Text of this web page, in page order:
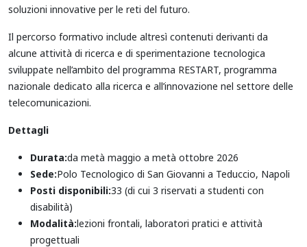
soluzioni innovative per le reti del futuro.
Il percorso formativo include altresì contenuti derivanti da
alcune attività di ricerca e di sperimentazione tecnologica
sviluppate nell’ambito del programma RESTART, programma
nazionale dedicato alla ricerca e all’innovazione nel settore delle
telecomunicazioni.
Dettagli
Durata:da metà maggio a metà ottobre 2026
Sede:Polo Tecnologico di San Giovanni a Teduccio, Napoli
Posti disponibili:33 (di cui 3 riservati a studenti con
disabilità)
Modalità:lezioni frontali, laboratori pratici e attività
progettuali